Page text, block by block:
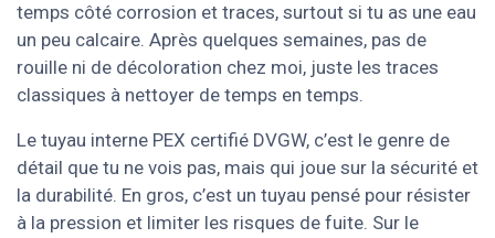
temps côté corrosion et traces, surtout si tu as une eau
un peu calcaire. Après quelques semaines, pas de
rouille ni de décoloration chez moi, juste les traces
classiques à nettoyer de temps en temps.
Le tuyau interne PEX certifié DVGW, c’est le genre de
détail que tu ne vois pas, mais qui joue sur la sécurité et
la durabilité. En gros, c’est un tuyau pensé pour résister
à la pression et limiter les risques de fuite. Sur le